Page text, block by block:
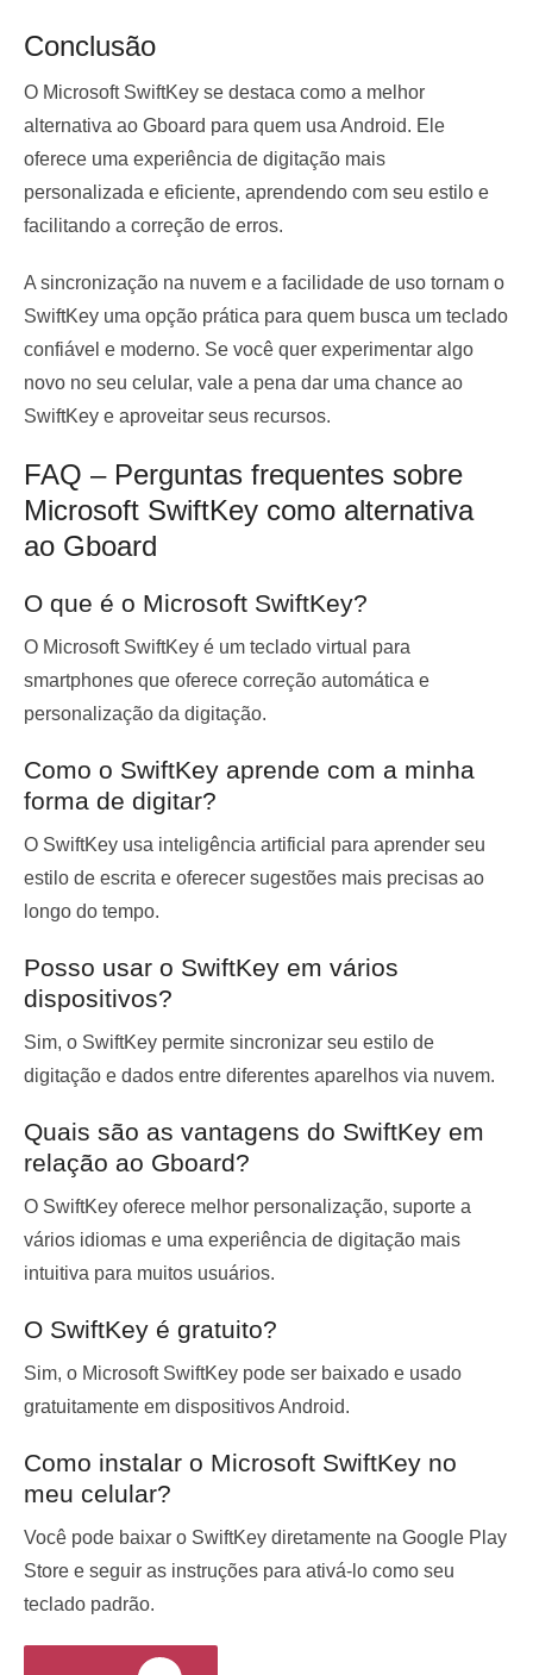
Conclusão
O Microsoft SwiftKey se destaca como a melhor
alternativa ao Gboard para quem usa Android. Ele
oferece uma experiência de digitação mais
personalizada e eficiente, aprendendo com seu estilo e
facilitando a correção de erros.
A sincronização na nuvem e a facilidade de uso tornam o
SwiftKey uma opção prática para quem busca um teclado
confiável e moderno. Se você quer experimentar algo
novo no seu celular, vale a pena dar uma chance ao
SwiftKey e aproveitar seus recursos.
FAQ – Perguntas frequentes sobre
Microsoft SwiftKey como alternativa
ao Gboard
O que é o Microsoft SwiftKey?
O Microsoft SwiftKey é um teclado virtual para
smartphones que oferece correção automática e
personalização da digitação.
Como o SwiftKey aprende com a minha
forma de digitar?
O SwiftKey usa inteligência artificial para aprender seu
estilo de escrita e oferecer sugestões mais precisas ao
longo do tempo.
Posso usar o SwiftKey em vários
dispositivos?
Sim, o SwiftKey permite sincronizar seu estilo de
digitação e dados entre diferentes aparelhos via nuvem.
Quais são as vantagens do SwiftKey em
relação ao Gboard?
O SwiftKey oferece melhor personalização, suporte a
vários idiomas e uma experiência de digitação mais
intuitiva para muitos usuários.
O SwiftKey é gratuito?
Sim, o Microsoft SwiftKey pode ser baixado e usado
gratuitamente em dispositivos Android.
Como instalar o Microsoft SwiftKey no
meu celular?
Você pode baixar o SwiftKey diretamente na Google Play
Store e seguir as instruções para ativá-lo como seu
teclado padrão.